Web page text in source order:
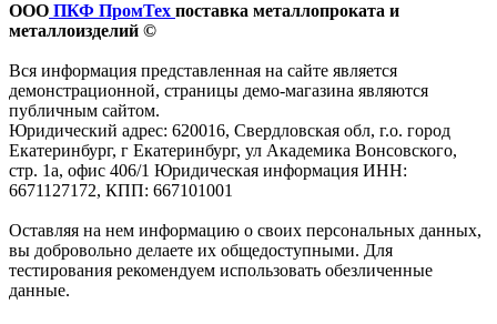
ООО ПКФ ПромТех поставка металлопроката и
металлоизделий ©
Вся информация представленная на сайте является
демонстрационной, страницы демо-магазина являются
публичным сайтом.
Юридический адрес: 620016, Свердловская обл, г.о. город
Екатеринбург, г Екатеринбург, ул Академика Вонсовского,
стр. 1а, офис 406/1 Юридическая информация ИНН:
6671127172, КПП: 667101001
Оставляя на нем информацию о своих персональных данных,
вы добровольно делаете их общедоступными. Для
тестирования рекомендуем использовать обезличенные
данные.